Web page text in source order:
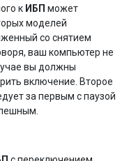
к ИБП может
моделей
со снятием
ваш компьютер не
вы должны
включение. Второе
за первым с паузой